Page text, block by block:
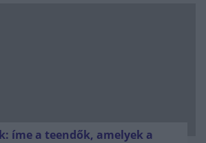
íme a teendők, amelyek a